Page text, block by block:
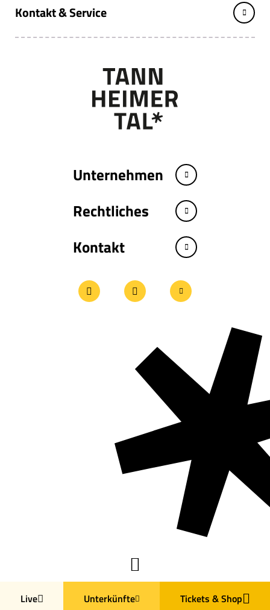
Kontakt & Service
Unternehmen
Rechtliches
Kontakt
Live Unterkünfte Tickets & Shop